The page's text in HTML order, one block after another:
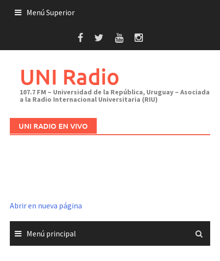
Menú Superior
UNI Radio
107.7 FM – Universidad de la República, Uruguay – Asociada
a la Radio Internacional Universitaria (RIU)
UNI RADIO EN VIVO
Abrir en nueva página
Menú principal